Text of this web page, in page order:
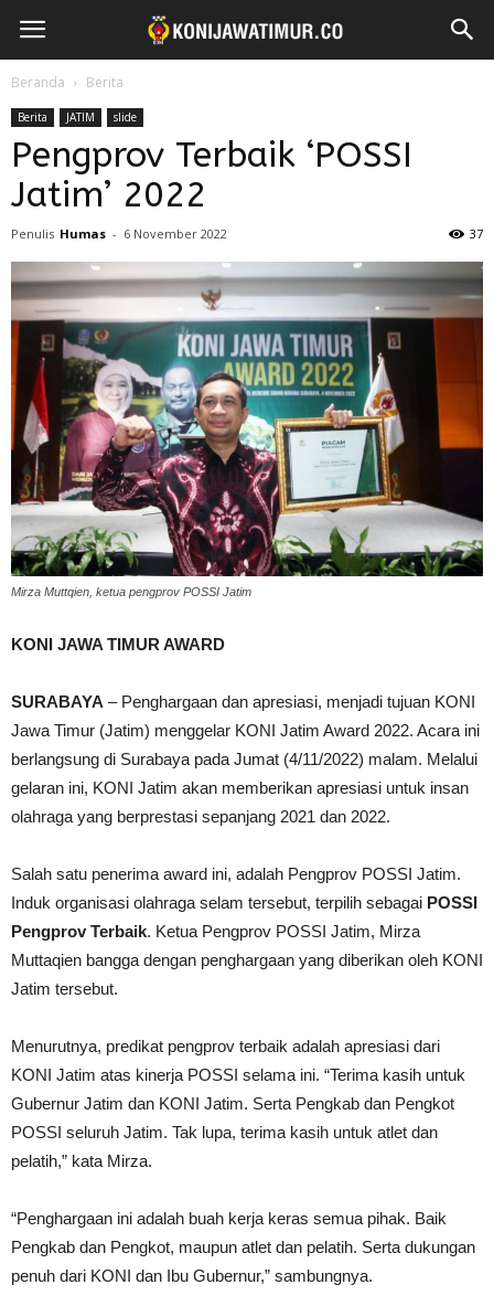
Beranda Berita
Berita JATIM slide
Pengprov Terbaik ‘POSSI
Jatim’ 2022
Penulis Humas - 6 November 2022 37
Mirza Muttqien, ketua pengprov POSSI Jatim
KONI JAWA TIMUR AWARD
SURABAYA – Penghargaan dan apresiasi, menjadi tujuan KONI
Jawa Timur (Jatim) menggelar KONI Jatim Award 2022. Acara ini
berlangsung di Surabaya pada Jumat (4/11/2022) malam. Melalui
gelaran ini, KONI Jatim akan memberikan apresiasi untuk insan
olahraga yang berprestasi sepanjang 2021 dan 2022.
Salah satu penerima award ini, adalah Pengprov POSSI Jatim.
Induk organisasi olahraga selam tersebut, terpilih sebagai POSSI
Pengprov Terbaik. Ketua Pengprov POSSI Jatim, Mirza
Muttaqien bangga dengan penghargaan yang diberikan oleh KONI
Jatim tersebut.
Menurutnya, predikat pengprov terbaik adalah apresiasi dari
KONI Jatim atas kinerja POSSI selama ini. “Terima kasih untuk
Gubernur Jatim dan KONI Jatim. Serta Pengkab dan Pengkot
POSSI seluruh Jatim. Tak lupa, terima kasih untuk atlet dan
pelatih,” kata Mirza.
“Penghargaan ini adalah buah kerja keras semua pihak. Baik
Pengkab dan Pengkot, maupun atlet dan pelatih. Serta dukungan
penuh dari KONI dan Ibu Gubernur,” sambungnya.